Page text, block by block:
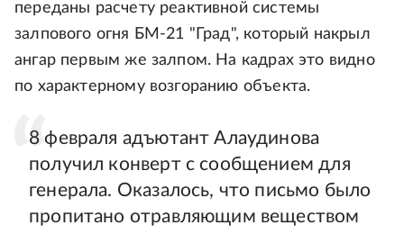
переданы расчету реактивной системы
залпового огня БМ-21 "Град", который накрыл
ангар первым же залпом. На кадрах это видно
по характерному возгоранию объекта.
8 февраля адъютант Алаудинова
получил конверт с сообщением для
генерала. Оказалось, что письмо было
пропитано отравляющим веществом